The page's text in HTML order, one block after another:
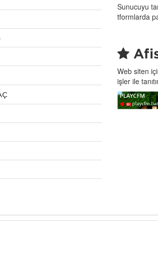
Sunucuyu
tformlarda
Web siten
işler ile